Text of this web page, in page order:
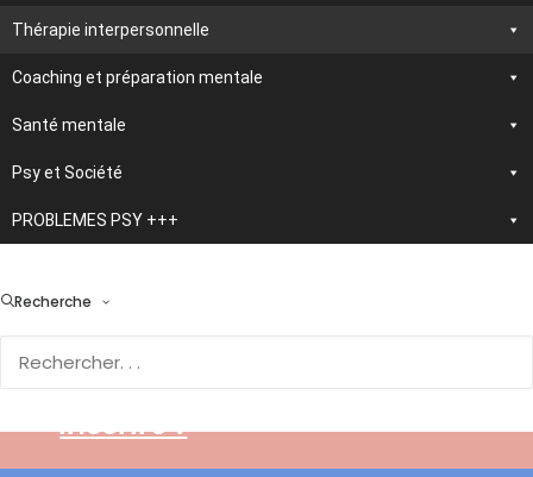
Thérapie interpersonnelle
Coaching et préparation mentale
Santé mentale
Psy et Société
PROBLEMES PSY +++
Recherche
Traitements et
psychothérapies
nouvelle application
Rendez-vous sur cette page
inscrire !